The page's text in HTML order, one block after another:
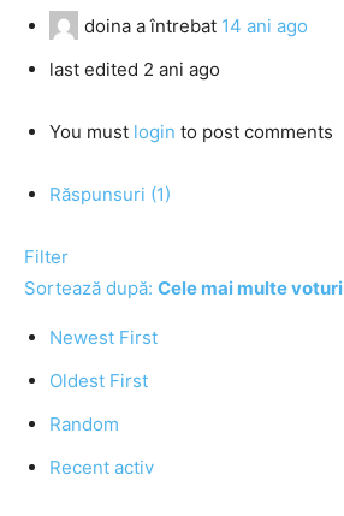
doina a întrebat 14 ani ago
last edited 2 ani ago
You must login to post comments
Răspunsuri (1)
Filter
Sortează după: Cele mai multe voturi
Newest First
Oldest First
Random
Recent activ